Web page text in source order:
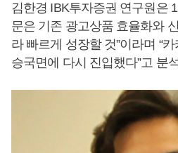
김한경 IBK투자증권 연구원은
문은 기존 광고상품 효율화와
라 빠르게 성장할 것”이라며 “
승국면에 다시 진입했다”고 분